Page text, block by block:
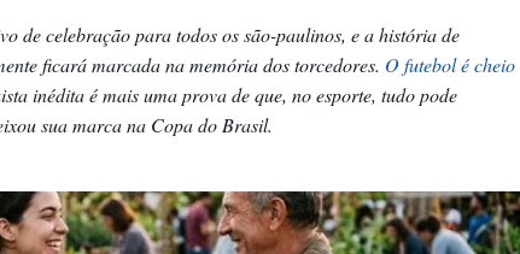
de celebração para todos os são-paulinos, e a história de
ficará marcada na memória dos torcedores. O futebol é cheio
inédita é mais uma prova de que, no esporte, tudo pode
sua marca na Copa do Brasil.